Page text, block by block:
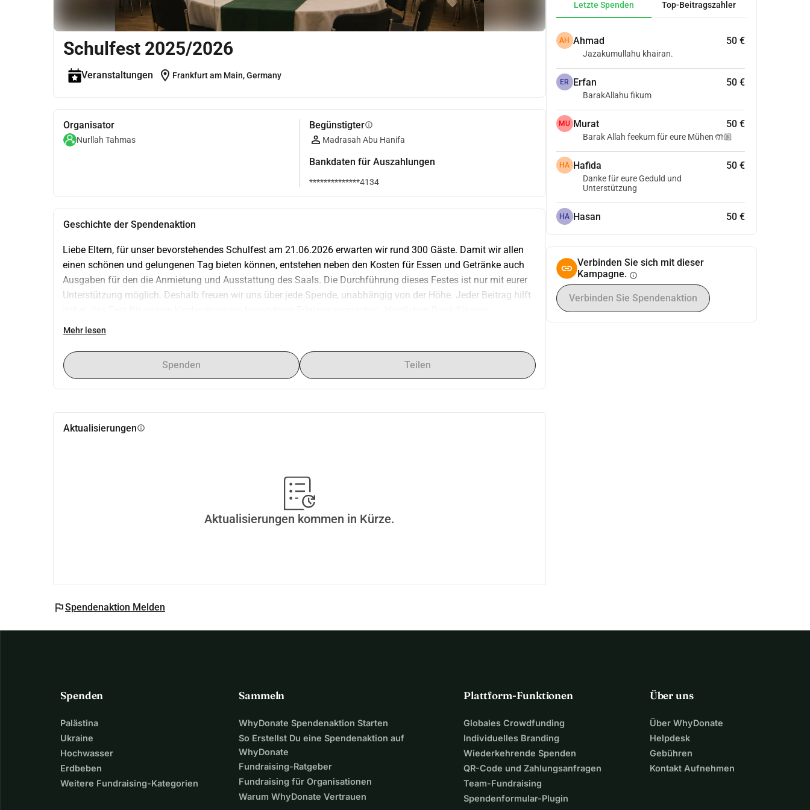
Schulfest 2025/2026
Veranstaltungen location_on Frankfurt am Main, Germany
Organisator
Nurllah Tahmas
Begünstigterinfo
Madrasah Abu Hanifa
Bankdaten für Auszahlungen
**************4134
Geschichte der Spendenaktion
Liebe Eltern, für unser bevorstehendes Schulfest am 21.06.2026 erwarten wir rund 300 Gäste. Damit wir allen
einen schönen und gelungenen Tag bieten können, entstehen neben den Kosten für Essen und Getränke auch
Ausgaben für den die Anmietung und Ausstattung des Saals. Die Durchführung dieses Festes ist nur mit eurer
Unterstützung möglich. Deshalb freuen wir uns über jede Spende, unabhängig von der Höhe. Jeder Beitrag hilft
Unterstützung und euer Engagement!
Mehr lesen
Spenden Teilen
Aktualisierungeninfo
Aktualisierungen kommen in Kürze.
flagSpendenaktion Melden
Letzte Spenden Top-Beitragszahler
AH Ahmad 50 €
Jazakumullahu khairan.
ER Erfan 50 €
BarakAllahu fikum
MU Murat 50 €
Barak Allah feekum für eure Mühen 🤲🏼
HA Hafida 50 €
Danke für eure Geduld und
Unterstützung
HA Hasan 50 €
Verbinden Sie sich mit dieser
Kampagne. info
Verbinden Sie Spendenaktion
Spenden
Palästina
Ukraine
Hochwasser
Erdbeben
Weitere Fundraising-Kategorien
Sammeln
WhyDonate Spendenaktion Starten
So Erstellst Du eine Spendenaktion auf
WhyDonate
Fundraising-Ratgeber
Fundraising für Organisationen
Warum WhyDonate Vertrauen
Plattform-Funktionen
Globales Crowdfunding
Individuelles Branding
Wiederkehrende Spenden
QR-Code und Zahlungsanfragen
Team-Fundraising
Spendenformular-Plugin
Über uns
Über WhyDonate
Helpdesk
Gebühren
Kontakt Aufnehmen